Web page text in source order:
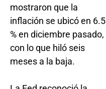
mostraron que la
inflación se ubicó en 6.5
% en diciembre pasado,
con lo que hiló seis
meses a la baja.